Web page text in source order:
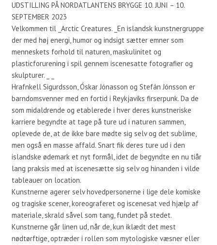
UDSTILLING PÅ NORDATLANTENS BRYGGE 10. JUNI – 10.
SEPTEMBER 2023
Velkommen til _Arctic Creatures. _En islandsk kunstnergruppe
der med høj energi, humor og indsigt sætter emner som
menneskets forhold til naturen, maskulinitet og
plasticforurening i spil gennem iscenesatte fotografier og
skulpturer. _ _
Hrafnkell Sigurdsson, Óskar Jónasson og Stefán Jónsson er
barndomsvenner med en fortid i Reykjaviks firserpunk. Da de
som midaldrende og etablerede i hver deres kunstneriske
karriere begyndte at tage på ture ud i naturen sammen,
oplevede de, at de ikke bare mødte sig selv og det sublime,
men også en masse affald. Snart fik deres ture ud i den
islandske ødemark et nyt formål, idet de begyndte en nu tiår
lang praksis med at iscenesætte sig selv og hinanden i vilde
tableauer on location.
Kunstnerne agerer selv hovedpersonerne i lige dele komiske
og tragiske scener, koreograferet og iscenesat ved hjælp af
materiale, skrald såvel som tang, fundet på stedet.
Kunstnerne går linen ud, når de, kun iklædt det mest
nødtørftige, optræder i rollen som mytologiske væsner eller